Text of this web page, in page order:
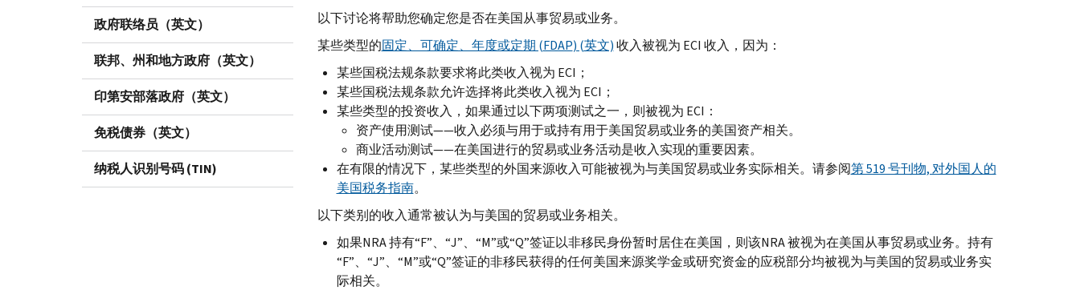
政府联络员（英文）
联邦、州和地方政府（英文）
印第安部落政府（英文）
免税债券（英文）
纳税人识别号码 (TIN)
以下讨论将帮助您确定您是否在美国从事贸易或业务。
某些类型的固定、可确定、年度或定期 (FDAP) (英文)收入被视为 ECI 收入，因为：
某些国税法规条款要求将此类收入视为 ECI ；
某些国税法规条款允许选择将此类收入视为 ECI ；
某些类型的投资收入，如果通过以下两项测试之一，则被视为 ECI ：
资产使用测试——收入必须与用于或持有用于美国贸易或业务的美国资产相关。
商业活动测试——在美国进行的贸易或业务活动是收入实现的重要因素。
在有限的情况下，某些类型的外国来源收入可能被视为与美国贸易或业务实际相关。请参阅第 519 号刊物, 对外国人的
美国税务指南。
以下类别的收入通常被认为与美国的贸易或业务相关。
如果NRA持有“F”、“J”、“M”或“Q”签证以非移民身份暂时居住在美国，则该NRA被视为在美国从事贸易或业务。持有
“F”、“J”、“M”或“Q”签证的非移民获得的任何美国来源奖学金或研究资金的应税部分均被视为与美国的贸易或业务实
际相关。